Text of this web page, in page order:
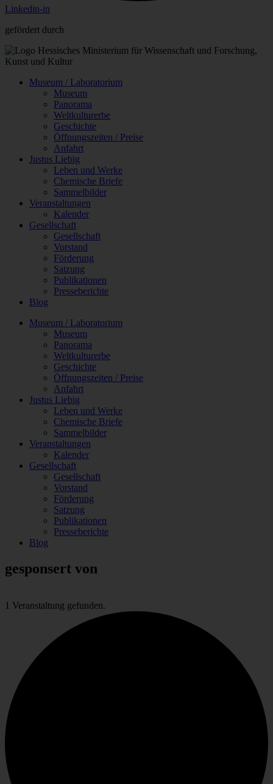
Linkedin-in
gefördert durch
Museum / Laboratorium
Museum
Panorama
Weltkulturerbe
Geschichte
Öffnungszeiten / Preise
Anfahrt
Justus Liebig
Leben und Werke
Chemische Briefe
Sammelbilder
Veranstaltungen
Kalender
Gesellschaft
Gesellschaft
Vorstand
Förderung
Satzung
Publikationen
Presseberichte
Blog
Museum / Laboratorium
Museum
Panorama
Weltkulturerbe
Geschichte
Öffnungszeiten / Preise
Anfahrt
Justus Liebig
Leben und Werke
Chemische Briefe
Sammelbilder
Veranstaltungen
Kalender
Gesellschaft
Gesellschaft
Vorstand
Förderung
Satzung
Publikationen
Presseberichte
Blog
gesponsert von
1 Veranstaltung gefunden.